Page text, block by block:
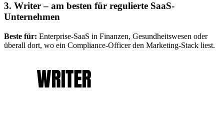
3. Writer – am besten für regulierte SaaS-
Unternehmen
Beste für: Enterprise-SaaS in Finanzen, Gesundheitswesen oder
überall dort, wo ein Compliance-Officer den Marketing-Stack liest.